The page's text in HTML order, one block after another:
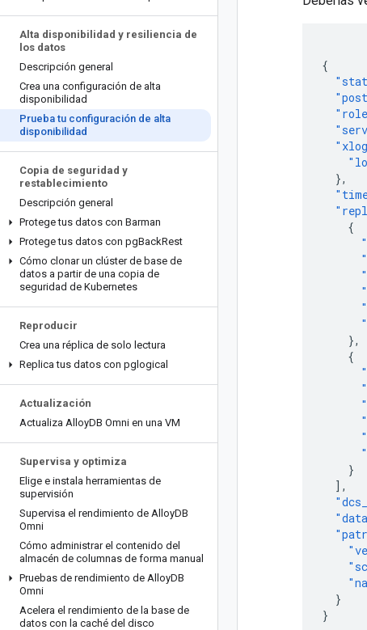
Alta disponibilidad y resiliencia de
los datos
Descripción general
Crea una configuración de alta
disponibilidad
Prueba tu configuración de alta
disponibilidad
Copia de seguridad y
restablecimiento
Descripción general
Protege tus datos con Barman
Protege tus datos con pgBackRest
Cómo clonar un clúster de base de
datos a partir de una copia de
seguridad de Kubernetes
Reproducir
Crea una réplica de solo lectura
Replica tus datos con pglogical
Actualización
Actualiza AlloyDB Omni en una VM
Supervisa y optimiza
Elige e instala herramientas de
supervisión
Supervisa el rendimiento de AlloyDB
Omni
Cómo administrar el contenido del
almacén de columnas de forma manual
Pruebas de rendimiento de AlloyDB
Omni
Acelera el rendimiento de la base de
datos con la caché del disco
{
},
{
},
{
}
],
}
}